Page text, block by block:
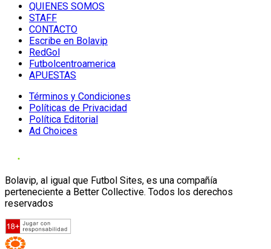
QUIENES SOMOS
STAFF
CONTACTO
Escribe en Bolavip
RedGol
Futbolcentroamerica
APUESTAS
Términos y Condiciones
Políticas de Privacidad
Política Editorial
Ad Choices
Bolavip, al igual que Futbol Sites, es una compañía
perteneciente a Better Collective. Todos los derechos
reservados